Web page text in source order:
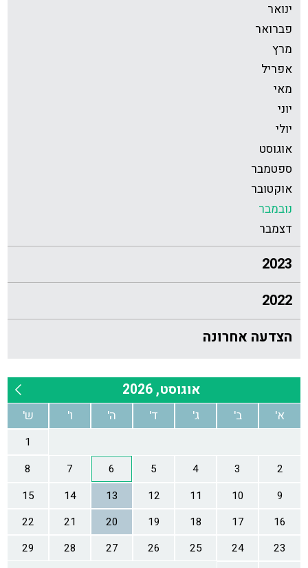
ינואר
פברואר
מרץ
אפריל
מאי
יוני
יולי
אוגוסט
ספטמבר
אוקטובר
נובמבר
דצמבר
2023
2022
הצדעה אחרונה